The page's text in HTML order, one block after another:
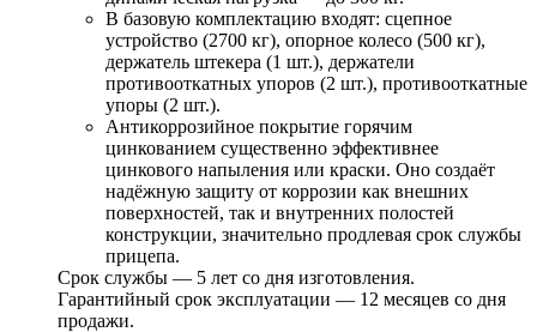
В базовую комплектацию входят: сцепное
устройство (2700 кг), опорное колесо (500 кг),
держатель штекера (1 шт.), держатели
противооткатных упоров (2 шт.), противооткатные
упоры (2 шт.).
Антикоррозийное покрытие горячим
цинкованием существенно эффективнее
цинкового напыления или краски. Оно создаёт
надёжную защиту от коррозии как внешних
поверхностей, так и внутренних полостей
конструкции, значительно продлевая срок службы
прицепа.
Срок службы — 5 лет со дня изготовления.
Гарантийный срок эксплуатации — 12 месяцев со дня
продажи.